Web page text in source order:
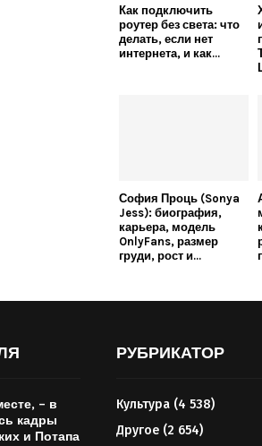
Как подключить
роутер без света: что
делать, если нет
интернета, и как...
София Проць (Sonya
Jess): биография,
карьера, модель
OnlyFans, размер
груди, рост и...
– в
кадры
и Потапа
РУБРИКАТОР
Культура(4 538)
Другое(2 654)